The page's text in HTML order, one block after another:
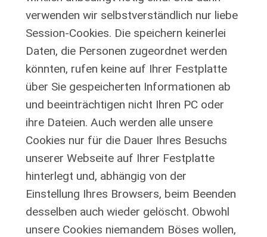
verwenden wir selbstverständlich nur liebe
Session-Cookies. Die speichern keinerlei
Daten, die Personen zugeordnet werden
könnten, rufen keine auf Ihrer Festplatte
über Sie gespeicherten Informationen ab
und beeinträchtigen nicht Ihren PC oder
ihre Dateien. Auch werden alle unsere
Cookies nur für die Dauer Ihres Besuchs
unserer Webseite auf Ihrer Festplatte
hinterlegt und, abhängig von der
Einstellung Ihres Browsers, beim Beenden
desselben auch wieder gelöscht. Obwohl
unsere Cookies niemandem Böses wollen,